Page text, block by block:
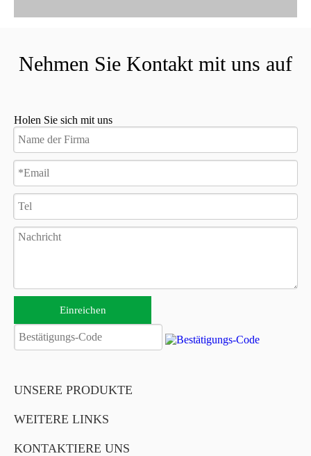
Eine der mächtigsten Möglichkeiten, wie
elektrische Rollstühle soziale und kulturelle
Einstellungen gestalten können, ist die
Darstellung in den populären Medien. Filme,
Fernsehsendungen und Werbung alle formen
Behinderungen und elektrische Rollstühle häufig
Teil dieser Darstellungen.
genau oder respektvoll. In einigen Fällen werden
elektrische Rollstühle als Belastung oder Quelle
Nehmen Sie Kontakt mit uns auf
Holen Sie sich mit uns
Einreichen
UNSERE PRODUKTE
WEITERE LINKS
KONTAKTIERE UNS